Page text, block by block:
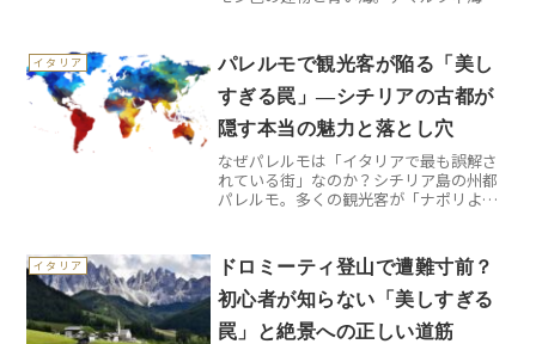
みると「こんなはずじゃなかった」とい
う声も少なくありません。私...
イタリア
パレルモで観光客が陥る「美し
すぎる罠」—シチリアの古都が
隠す本当の魅力と落とし穴
なぜパレルモは「イタリアで最も誤解さ
れている街」なのか？シチリア島の州都
パレルモ。多くの観光客が「ナポリより
かし、その理由は期待していたものとは
正反対だからです。パレル...
イタリア
ドロミーティ登山で遭難寸前？
初心者が知らない「美しすぎる
罠」と絶景への正しい道筋